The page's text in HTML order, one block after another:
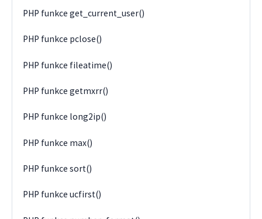
PHP funkce get_current_user()
PHP funkce pclose()
PHP funkce fileatime()
PHP funkce getmxrr()
PHP funkce long2ip()
PHP funkce max()
PHP funkce sort()
PHP funkce ucfirst()